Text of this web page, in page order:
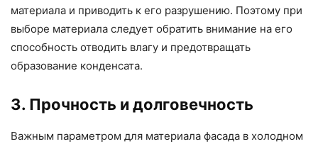
материала и приводить к его разрушению. Поэтому при
выборе материала следует обратить внимание на его
способность отводить влагу и предотвращать
образование конденсата.
3. Прочность и долговечность
Важным параметром для материала фасада в холодном